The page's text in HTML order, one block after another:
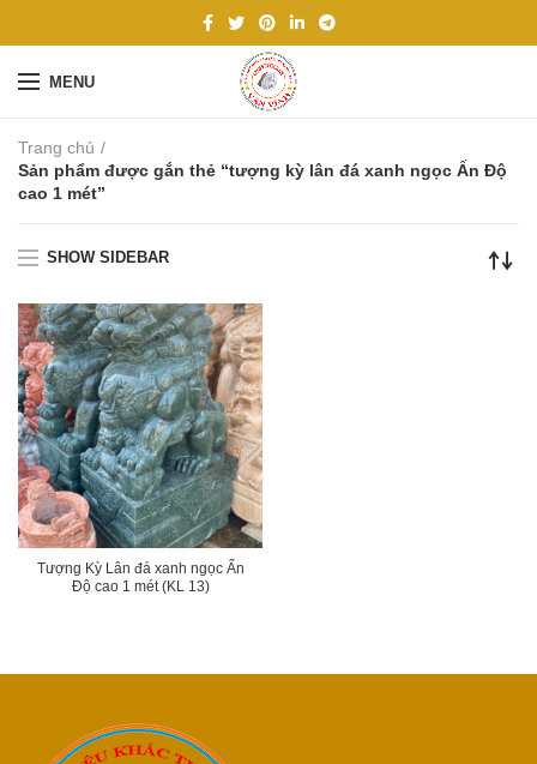
MENU
Trang chủ
Sản phẩm được gắn thẻ “tượng kỳ lân đá xanh ngọc Ấn Độ
cao 1 mét”
SHOW SIDEBAR
Tượng Kỳ Lân đá xanh ngọc Ấn
Độ cao 1 mét (KL 13)